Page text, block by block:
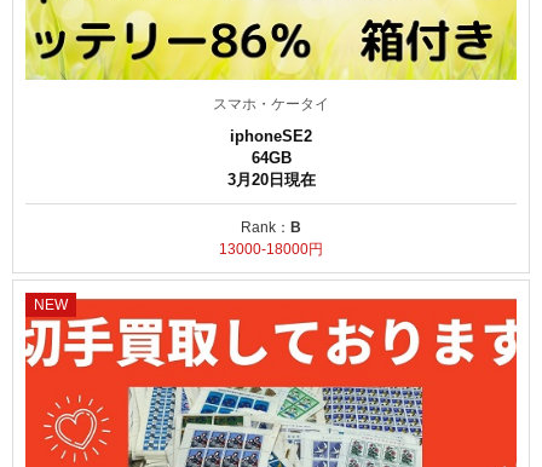
スマホ・ケータイ
iphoneSE2
64GB
3月20日現在
Rank： B
13000-18000円
NEW